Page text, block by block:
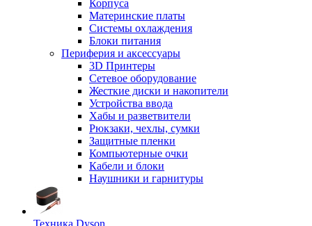
Корпуса
Материнские платы
Системы охлаждения
Блоки питания
Периферия и аксессуары
3D Принтеры
Сетевое оборудование
Жесткие диски и накопители
Устройства ввода
Хабы и разветвители
Рюкзаки, чехлы, сумки
Защитные пленки
Компьютерные очки
Кабели и блоки
Наушники и гарнитуры
Техника Dyson